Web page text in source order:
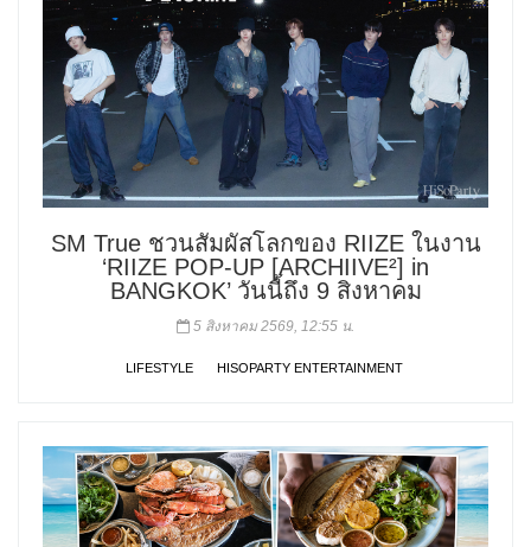
SM True ชวนสัมผัสโลกของ RIIZE ในงาน
‘RIIZE POP-UP [ARCHIIVE²] in
BANGKOK’ วันนี้ถึง 9 สิงหาคม
5 สิงหาคม 2569, 12:55 น.
LIFESTYLE HISOPARTY ENTERTAINMENT